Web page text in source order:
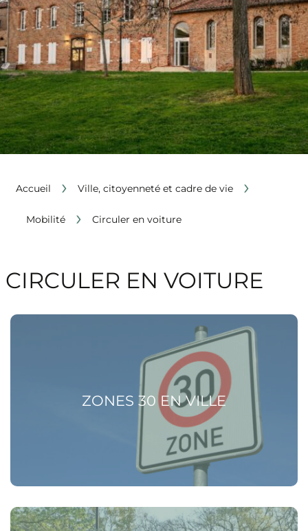
Accueil › Ville, citoyenneté et cadre de vie ›
Mobilité › Circuler en voiture
CIRCULER EN VOITURE
ZONES 30 EN VILLE
Voir la page Zones 30 en ville
Voir la page Stationnement et PMR